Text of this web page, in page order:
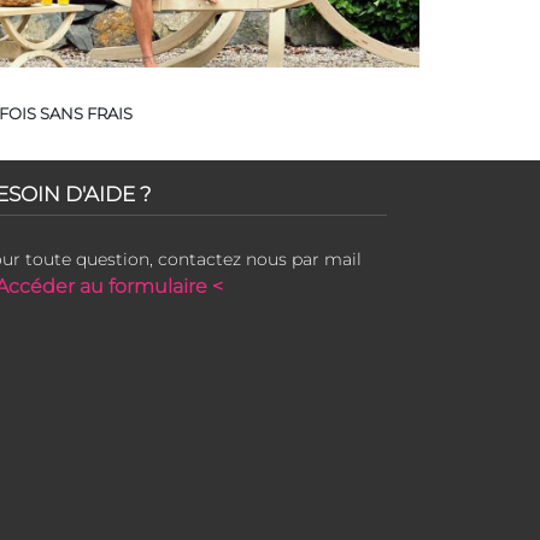
SANS FRAIS
D'AIDE ?
toute question, contactez nous par mail
au formulaire <